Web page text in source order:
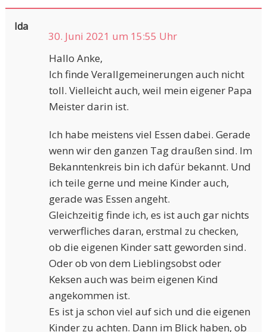
Ida
30. Juni 2021 um 15:55 Uhr
Hallo Anke,
Ich finde Verallgemeinerungen auch nicht
toll. Vielleicht auch, weil mein eigener Papa
Meister darin ist.
Ich habe meistens viel Essen dabei. Gerade
wenn wir den ganzen Tag draußen sind. Im
Bekanntenkreis bin ich dafür bekannt. Und
ich teile gerne und meine Kinder auch,
gerade was Essen angeht.
Gleichzeitig finde ich, es ist auch gar nichts
verwerfliches daran, erstmal zu checken,
ob die eigenen Kinder satt geworden sind.
Oder ob von dem Lieblingsobst oder
Keksen auch was beim eigenen Kind
angekommen ist.
Es ist ja schon viel auf sich und die eigenen
Kinder zu achten. Dann im Blick haben, ob